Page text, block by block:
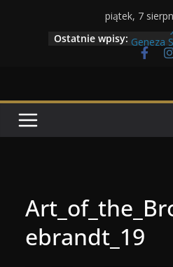
piątek, 7
Ostatnie wpisy: Geneza
Wojna
ebrandt_19